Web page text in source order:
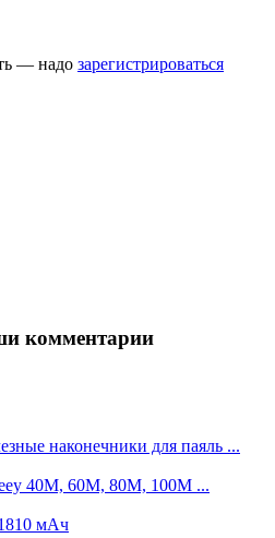
— надо зарегистрироваться
комментарии
наконечники для паяль ...
40M, 60M, 80M, 100M ...
мАч